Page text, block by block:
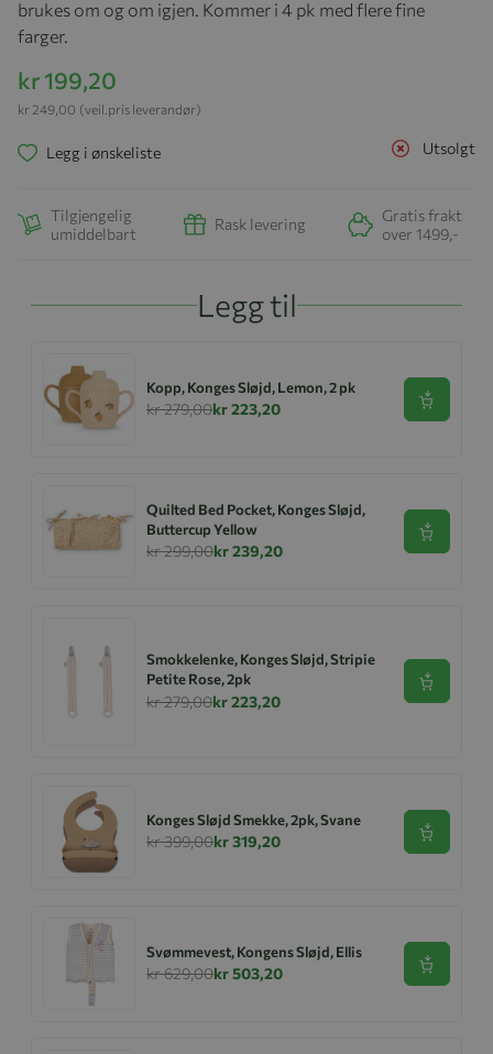
brukes om og om igjen. Kommer i 4 pk med flere fine
farger.
kr 199,20
(veil.pris leverandør)
kr 249,00
Utsolgt
Legg i ønskeliste
Tilgjengelig
umiddelbart
Rask levering
Gratis frakt
over 1499,-
Legg til
Kopp, Konges Sløjd, Lemon, 2 pk
kr 279,00kr 223,20 Se
Quilted Bed Pocket, Konges Sløjd,
Buttercup Yellow
kr 299,00kr 239,20
Se
Smokkelenke, Konges Sløjd, Stripie
Petite Rose, 2pk
kr 279,00kr 223,20
Se
Konges Sløjd Smekke, 2pk, Svane
kr 399,00kr 319,20 Se
Svømmevest, Kongens Sløjd, Ellis
kr 629,00kr 503,20 Se